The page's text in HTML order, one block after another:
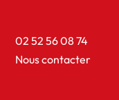
02 52 56 08 74
Nous contacter